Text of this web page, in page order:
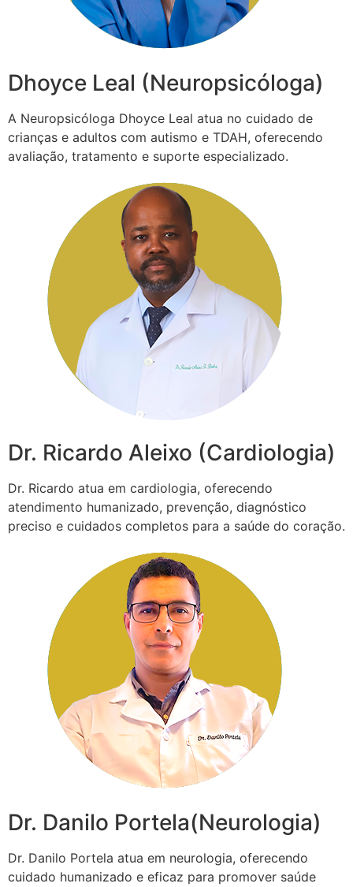
Dhoyce Leal (Neuropsicóloga)
A Neuropsicóloga Dhoyce Leal atua no cuidado de
crianças e adultos com autismo e TDAH, oferecendo
avaliação, tratamento e suporte especializado.
Dr. Ricardo Aleixo (Cardiologia)
Dr. Ricardo atua em cardiologia, oferecendo
atendimento humanizado, prevenção, diagnóstico
preciso e cuidados completos para a saúde do coração.
Dr. Danilo Portela(Neurologia)
Dr. Danilo Portela atua em neurologia, oferecendo
cuidado humanizado e eficaz para promover saúde